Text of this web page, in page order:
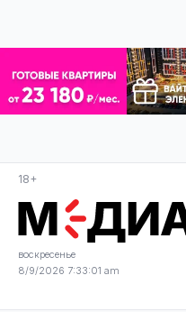
18+
воскресенье
8/9/2026 7:33:01 am